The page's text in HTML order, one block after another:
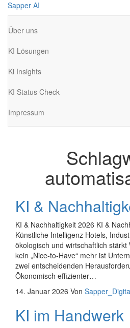
Zum
Inhalt
springen
Sapper AI
Über uns
KI Lösungen
Ki Insights
KI Status Check
Impressum
KI &
KI & Nachhaltigkeit 2026 KI &
Künstliche Intelligenz Hotels,
ökologisch und wirtschaftlich stärkt
kein „Nice‑to‑Have“ mehr ist
zwei entscheidenden
Ökonomisch effizienter…
14. Januar 2026 Von
KI im Handwerk